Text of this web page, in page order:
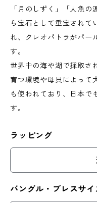
「月のしずく」「人魚
ら宝石として重宝されて
れ、クレオパトラがパー
す。
世界中の海や湖で採取さ
育つ環境や母貝によって
も使われており、日本で
す。
ラッピング
バングル・ブレスサイ